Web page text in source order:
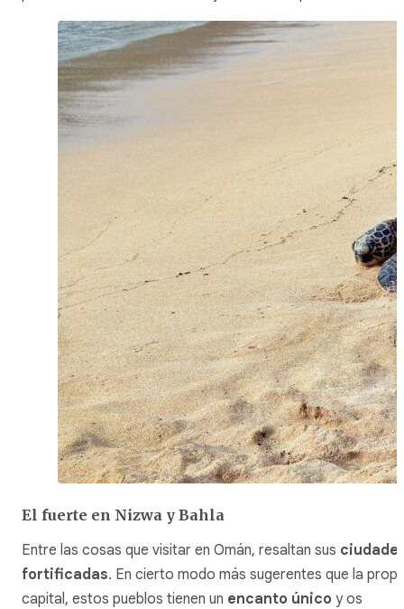
El fuerte en Nizwa y Bahla
Entre las cosas que visitar en Omán, resaltan sus
fortificadas. En cierto modo más sugerentes que la
capital, estos pueblos tienen un encanto único y os